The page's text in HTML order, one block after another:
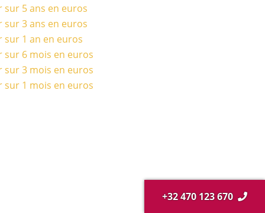
sur 5 ans en euros
sur 3 ans en euros
sur 1 an en euros
sur 6 mois en euros
sur 3 mois en euros
sur 1 mois en euros
+32 470 123 670